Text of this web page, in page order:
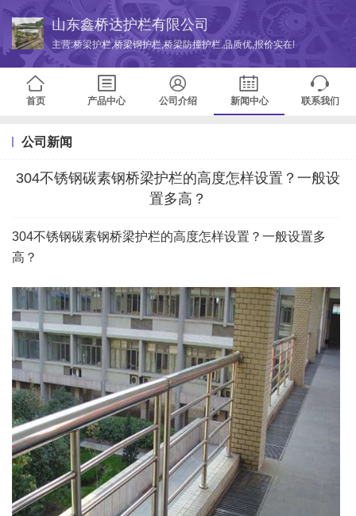
山东鑫桥达护栏有限公司
主营:桥梁护栏,桥梁钢护栏,桥梁防撞护栏,品质优,报价实在!
首页 产品中心 公司介绍 新闻中心 联系我们
公司新闻
304不锈钢碳素钢桥梁护栏的高度怎样设置？一般设
置多高？
304不锈钢碳素钢桥梁护栏的高度怎样设置？一般设置多
高？